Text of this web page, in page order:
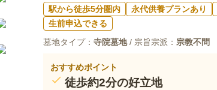
駅から徒歩5分圏内 永代供養プランあり
生前申込できる
墓地タイプ： 寺院墓地/ 宗旨宗派： 宗教不問
おすすめポイント
徒歩約2分の好立地